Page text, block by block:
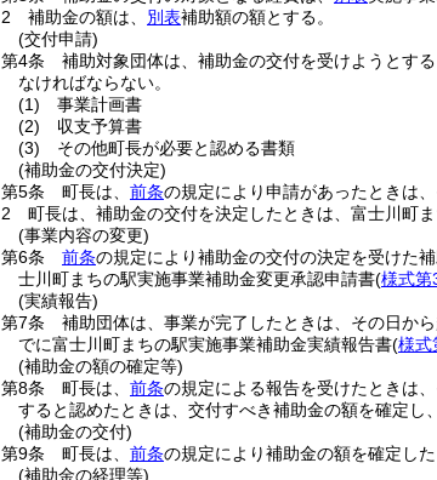
2
補助金の額は、 別表補助額の額とする。
(交付申請)
第4条
補助対象団体は、補助金の交付を受けようとす
なければならない。
(1)
事業計画書
(2)
収支予算書
(3)
その他町長が必要と認める書類
(補助金の交付決定)
第5条
町長は、 前条の規定により申請があったときは
2
町長は、補助金の交付を決定したときは、富士川町
(事業内容の変更)
第6条
前条の規定により補助金の交付の決定を受けた
士川町まちの駅実施事業補助金変更承認申請書(様式第
(実績報告)
第7条
補助団体は、事業が完了したときは、その日か
でに富士川町まちの駅実施事業補助金実績報告書(様式
(補助金の額の確定等)
第8条
町長は、 前条の規定による報告を受けたときは
すると認めたときは、交付すべき補助金の額を確定
(補助金の交付)
第9条
町長は、 前条の規定により補助金の額を確定し
(補助金の経理等)